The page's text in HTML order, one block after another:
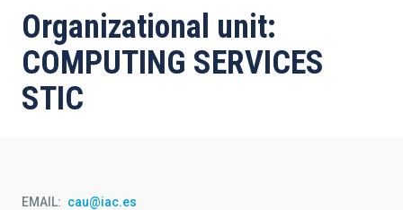
Organizational unit:
COMPUTING SERVICES
STIC
EMAIL cau@iac.es